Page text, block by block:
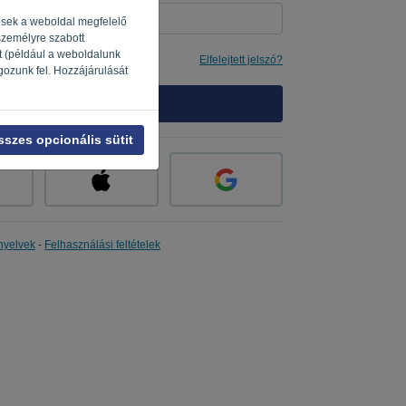
a weboldal megfelelő
szabott
(például a weboldalunk
fel. Hozzájárulását
opcionális sütit
Elfelejtett jelszó?
- Felhasználási feltételek